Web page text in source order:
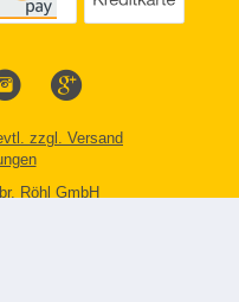
zzgl. Versand
Röhl GmbH